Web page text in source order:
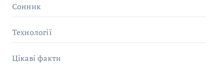
Сонник
Технології
Цікаві факти